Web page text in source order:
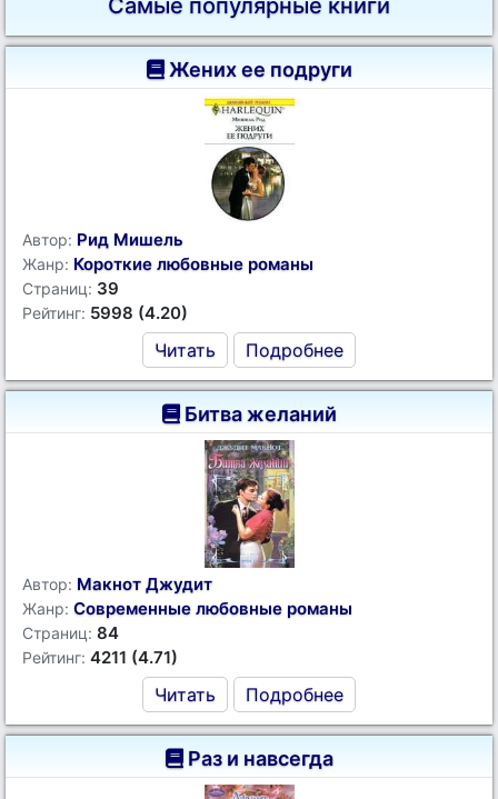
Самые популярные книги
Жених ее подруги
Автор: Рид Мишель
Жанр: Короткие любовные романы
Страниц: 39
Рейтинг: 5998 (4.20)
Читать Подробнее
Битва желаний
Автор: Макнот Джудит
Жанр: Современные любовные романы
Страниц: 84
Рейтинг: 4211 (4.71)
Читать Подробнее
Раз и навсегда